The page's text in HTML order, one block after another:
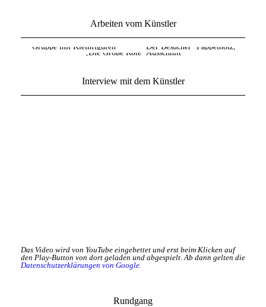
Arbeiten vom Künstler
Gruppe mit Kleinfiguren‘
Pappelholz Höhe ca 25 cm
Der Besucher‘ Pappelholz,
Höhe ca 120 cm
‚Die Große Rote‘ Ausschnitt
Interview mit dem Künstler
Das Video wird von YouTube eingebettet und erst beim Klicken auf
den Play-Button von dort geladen und abgespielt. Ab dann gelten die
Datenschutzerklärungen von Google.
Rundgang